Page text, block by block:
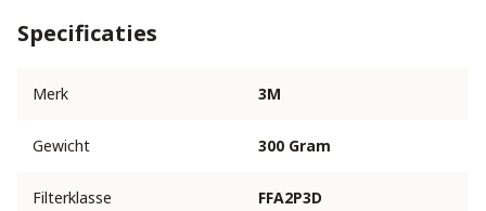
Specificaties
Merk 3M
Gewicht 300 Gram
Filterklasse FFA2P3D